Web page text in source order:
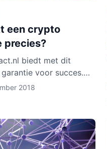
een crypto
precies?
biedt met dit
voor succes.
is altijd zelf
2018